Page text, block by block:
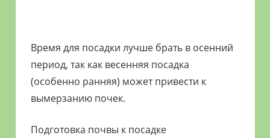
Время для посадки лучше брать в осенний
период, так как весенняя посадка
(особенно ранняя) может привести к
вымерзанию почек.
Подготовка почвы к посадке